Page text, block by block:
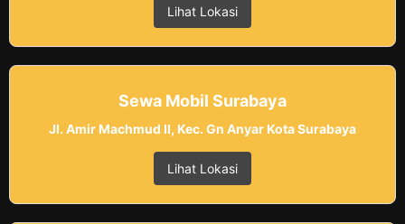
Lihat Lokasi
Sewa Mobil Surabaya
Jl. Amir Machmud II, Kec. Gn Anyar Kota Surabaya
Lihat Lokasi